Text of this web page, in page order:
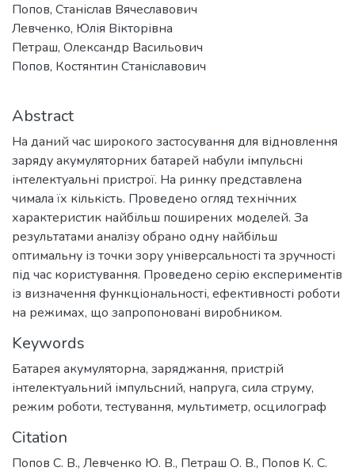
Попов, Станіслав Вячеславович
Левченко, Юлія Вікторівна
Петраш, Олександр Васильович
Попов, Костянтин Станіславович
Abstract
На даний час широкого застосування для відновлення
заряду акумуляторних батарей набули імпульсні
інтелектуальні пристрої. На ринку представлена
чимала їх кількість. Проведено огляд технічних
характеристик найбільш поширених моделей. За
результатами аналізу обрано одну найбільш
оптимальну із точки зору універсальності та зручності
під час користування. Проведено серію експериментів
із визначення функціональності, ефективності роботи
на режимах, що запропоновані виробником.
Keywords
Батарея акумуляторна, заряджання, пристрій
інтелектуальний імпульсний, напруга, сила струму,
режим роботи, тестування, мультиметр, осцилограф
Citation
Попов С. В., Левченко Ю. В., Петраш О. В., Попов К. С.